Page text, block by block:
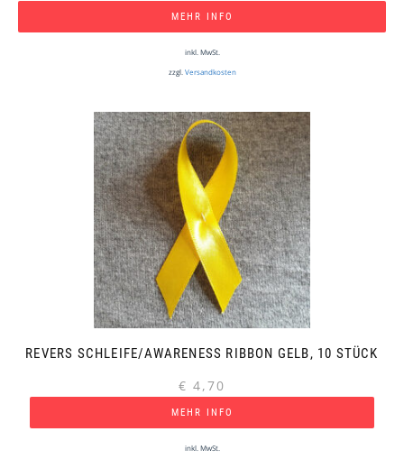
MEHR INFO
inkl. MwSt.
zzgl. Versandkosten
REVERS SCHLEIFE/AWARENESS RIBBON GELB, 10 STÜCK
€ 4,70
MEHR INFO
inkl. MwSt.